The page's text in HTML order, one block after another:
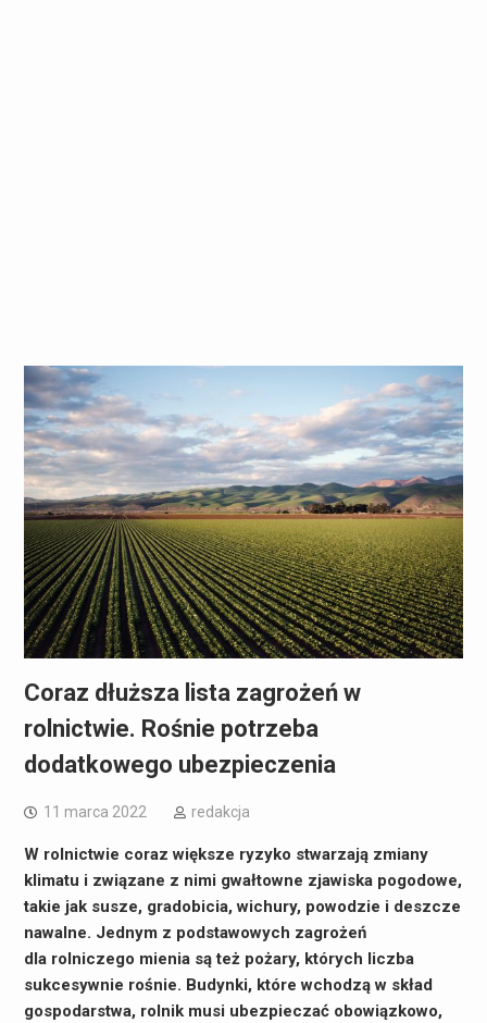
Coraz dłuższa lista zagrożeń w
rolnictwie. Rośnie potrzeba
dodatkowego ubezpieczenia
11 marca 2022 redakcja
W rolnictwie coraz większe ryzyko stwarzają zmiany
klimatu i związane z nimi gwałtowne zjawiska pogodowe,
takie jak susze, gradobicia, wichury, powodzie i deszcze
nawalne. Jednym z podstawowych zagrożeń
dla rolniczego mienia są też pożary, których liczba
sukcesywnie rośnie. Budynki, które wchodzą w skład
gospodarstwa, rolnik musi ubezpieczać obowiązkowo,